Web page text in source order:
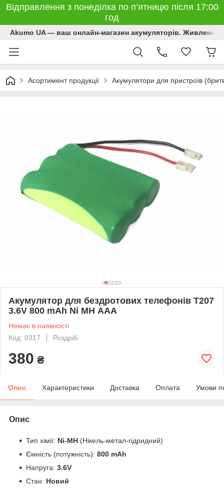
Відправлення з понеділка по п’ятницю після 17:00
год
Akumo UA — ваш онлайн-магазин акумуляторів. Живлення,
Асортимент продукції Акумулятори для пристроїв
Акумулятор для бездротових телефонів T207
3.6V 800 mAh Ni MH ААА
Немає в наявності
Код: 0317
Роздріб
380 ₴
Опис Характеристики Доставка Оплата Умови
Опис
Тип хімії: Ni-MH (Нікель-метал-гідридний)
Ємність (потужність): 800 mAh
Напруга: 3.6V
Стан: Новий